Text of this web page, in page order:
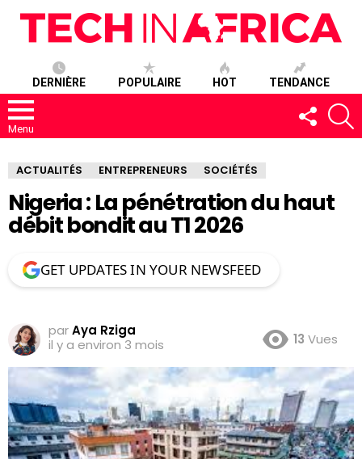
DERNIÈRE POPULAIRE HOT TENDANCE
Menu
SUIVEZ-
NOUS
ACTUALITÉS ENTREPRENEURS SOCIÉTÉS
Nigeria : La pénétration du haut
débit bondit au T1 2026
GET UPDATES IN YOUR NEWSFEED
parAya Rziga
il y a environ 3 mois
13 Vues